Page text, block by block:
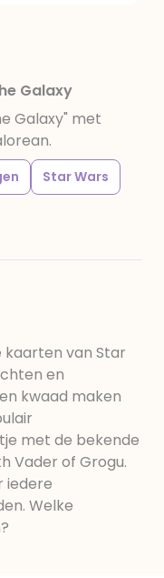
Galaxy
Galaxy" met
Star Wars
van Star
en
kwaad maken
met de bekende
Vader of Grogu.
iedere
Welke